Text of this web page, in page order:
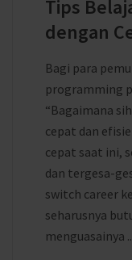
Tips
dengan
Bagi para
programming
“Bagaimana
cepat dan
cepat saat ini,
dan tergesa-
switch career
seharusnya
menguasainya